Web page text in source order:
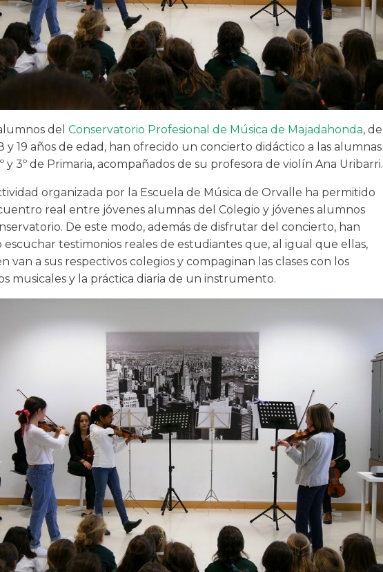
del Conservatorio Profesional de Música de Majadahonda, de
y 19 años de edad, han ofrecido un concierto didáctico a las alumnas
y 3º de Primaria, acompañados de su profesora de violín Ana Uribarri.
organizada por la Escuela de Música de Orvalle ha permitido
real entre jóvenes alumnas del Colegio y jóvenes alumnos
De este modo, además de disfrutar del concierto, han
escuchar testimonios reales de estudiantes que, al igual que ellas,
van a sus respectivos colegios y compaginan las clases con los
musicales y la práctica diaria de un instrumento.